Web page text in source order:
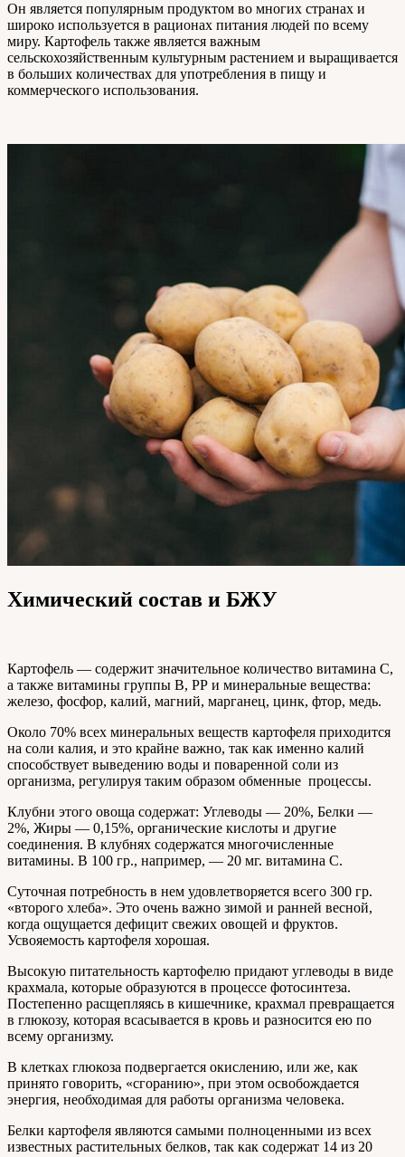
Он является популярным продуктом во многих странах и
широко используется в рационах питания людей по всему
миру. Картофель также является важным
сельскохозяйственным культурным растением и выращивается
в больших количествах для употребления в пищу и
коммерческого использования.
Химический состав и БЖУ
Картофель — содержит значительное количество витамина С,
а также витамины группы В, РР и минеральные вещества:
железо, фосфор, калий, магний, марганец, цинк, фтор, медь.
Около 70% всех минеральных веществ картофеля приходится
на соли калия, и это крайне важно, так как именно калий
способствует выведению воды и поваренной соли из
организма, регулируя таким образом обменные процессы.
Клубни этого овоща содержат: Углеводы — 20%, Белки —
2%, Жиры — 0,15%, органические кислоты и другие
соединения. В клубнях содержатся многочисленные
витамины. В 100 гр., например, — 20 мг. витамина С.
Суточная потребность в нем удовлетворяется всего 300 гр.
«второго хлеба». Это очень важно зимой и ранней весной,
когда ощущается дефицит свежих овощей и фруктов.
Усвояемость картофеля хорошая.
Высокую питательность картофелю придают углеводы в виде
крахмала, которые образуются в процессе фотосинтеза.
Постепенно расщепляясь в кишечнике, крахмал превращается
в глюкозу, которая всасывается в кровь и разносится ею по
всему организму.
В клетках глюкоза подвергается окислению, или же, как
принято говорить, «сгоранию», при этом освобождается
энергия, необходимая для работы организма человека.
Белки картофеля являются самыми полноценными из всех
известных растительных белков, так как содержат 14 из 20